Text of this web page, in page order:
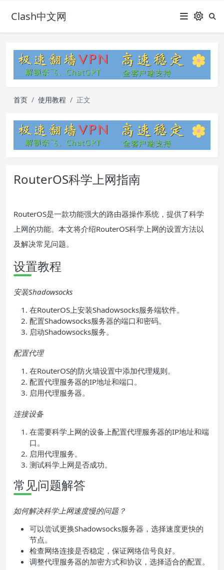
Clash中文网
首页 使用教程 正文
RouterOS科学上网指南
RouterOS是一款功能强大的路由器操作系统，提供了科学
上网的功能。本文将介绍RouterOS科学上网的设置方法以
及解决常见问题。
设置教程
安装Shadowsocks
在RouterOS上安装Shadowsocks服务端软件。
配置Shadowsocks服务器的端口和密码。
启动Shadowsocks服务。
配置代理
在RouterOS的防火墙设置中添加代理规则。
配置代理服务器的IP地址和端口。
启用代理服务器。
连接设备
在需要科学上网的设备上配置代理服务器的IP地址和端
口。
启用代理服务。
测试科学上网是否成功。
常见问题解答
如何解决科学上网速度慢的问题？
可以尝试更换Shadowsocks服务器，选择速度更快的
节点。
检查网络连接是否稳定，保证网络信号良好。
调整代理服务器的加密方式和协议，选择适合的配置。